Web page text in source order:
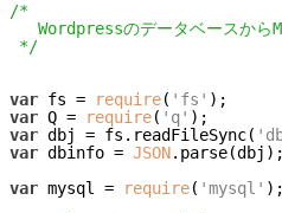
/*
   WordpressのデータベースからMT形式のエクスポートファイルを生成する。
*/
var fs = require( 'fs'
var Q = require( 'q'
var dbj = fs.readFileSync(
var dbinfo = JSON.parse(dbj);
var mysql = require( 'mysql' );